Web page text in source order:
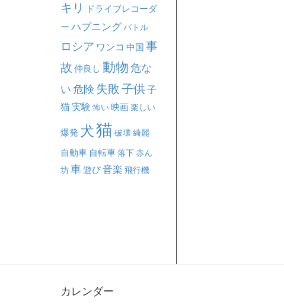
キリ
ドライブレコーダ
ー ハプニング バトル
ロシア ワンコ 中国 事
故 仲良し 動物 危な
い 危険 失敗子供子
猫実験 怖い映画楽しい
爆発 犬猫 破壊綺麗
自動車 自転車落下赤ん
坊車遊び音楽 飛行機
カレンダー